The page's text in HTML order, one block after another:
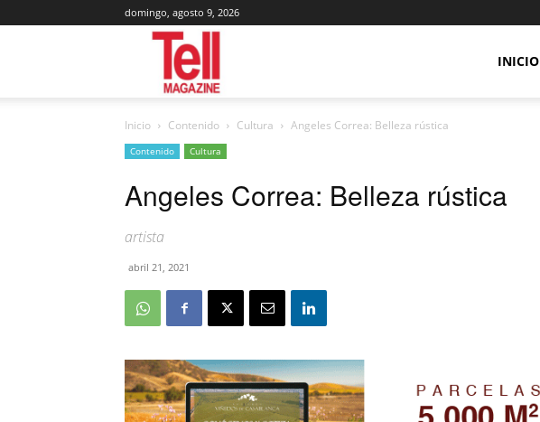
domingo, agosto 9, 2026
Magazine
INICIO
Inicio Contenido Cultura Angeles Correa: Belleza rústica
Contenido Cultura
Angeles Correa: Belleza rústica
artista
abril 21, 2021